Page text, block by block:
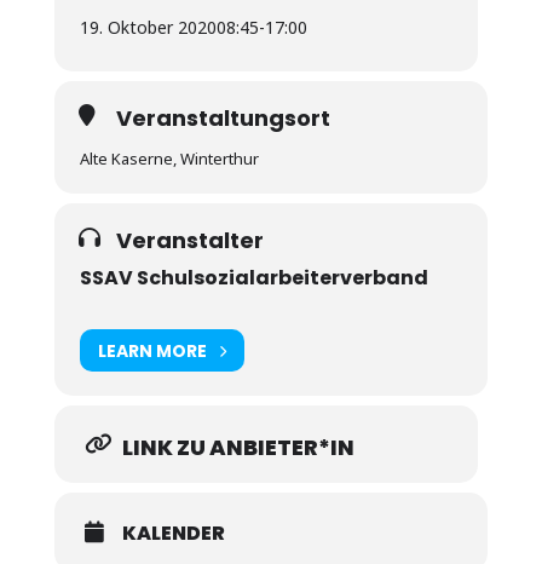
19. Oktober 202008:45-17:00
Veranstaltungsort
Alte Kaserne, Winterthur
Veranstalter
SSAV Schulsozialarbeiterverband
LEARN MORE
LINK ZU ANBIETER*IN
KALENDER